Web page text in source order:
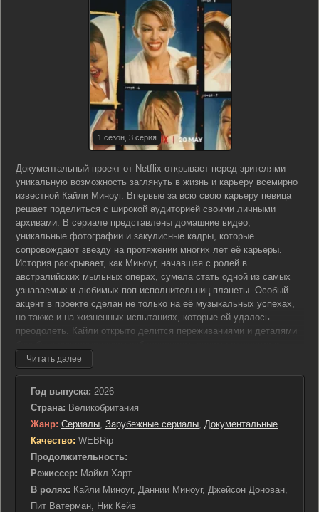
1 сезон, 3 серия
Документальный проект от Netflix открывает перед зрителями
уникальную возможность заглянуть в жизнь и карьеру всемирно
известной Кайли Миноуг. Впервые за всю свою карьеру певица
решает поделиться с широкой аудиторией своими личными
архивами. В сериале представлены домашние видео,
уникальные фотографии и закулисные кадры, которые
сопровождают звезду на протяжении многих лет её карьеры.
История раскрывает, как Миноуг, начавшая с ролей в
австралийских мыльных операх, сумела стать одной из самых
узнаваемых и любимых поп-исполнительниц планеты. Особый
акцент в проекте сделан не только на её музыкальных успехах,
но также и на жизненных испытаниях, которые ей удалось
преодолеть. Кайли открыто делится переживаниями и деталями
эмоциональными потрясениями. Она рассказывает о той
огромной поддержке, которую получала от близких людей на
всём пути. История Кайли Миноуг преподносится как искренний
автобиографический рассказ, в котором нашлось место как для
безусловной славы и внутренней силы, так и для личных потерь.
Проект подчёркивает её способность не сдаваться и продолжать
двигаться вперёд, несмотря на все трудности. Зрителям
предлагается глубоко прочувствовать, как важны и неотъемлемы
Читать далее
Год выпуска: 2026
Страна: Великобритания
Жанр: Сериалы, Зарубежные сериалы, Документальные
Качество: WEBRip
Продолжительность:
Режиссер: Майкл Харт
В ролях: Кайли Миноуг, Даннии Миноуг, Джейсон Донован,
Пит Ватерман, Ник Кейв